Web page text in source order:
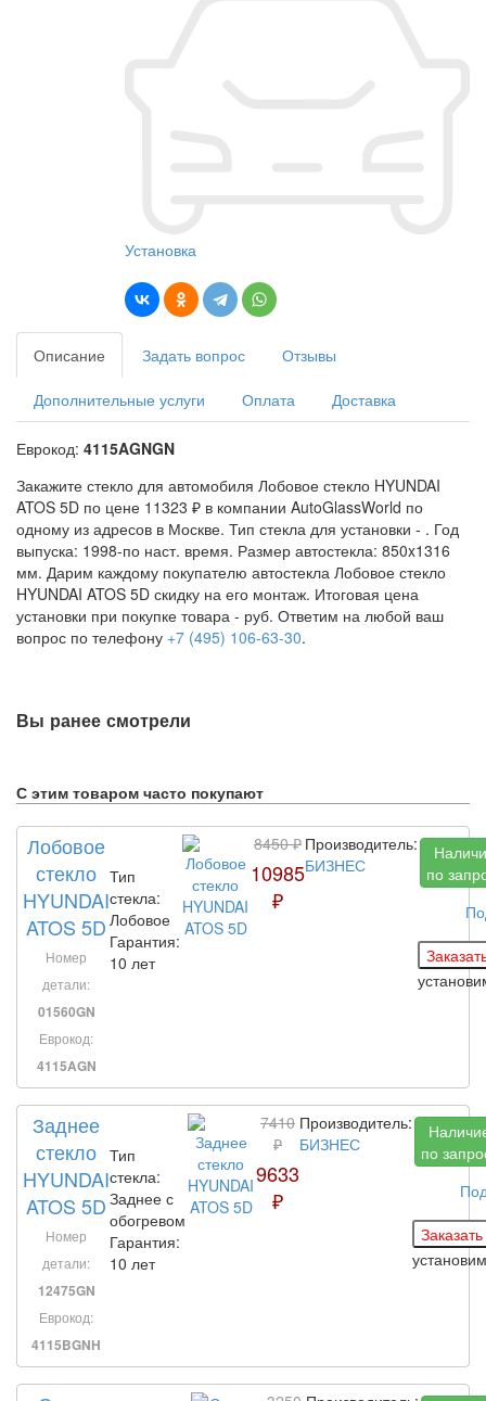
Установка
Описание Задать вопрос Отзывы
Дополнительные услуги Оплата Доставка
Еврокод: 4115AGNGN
Закажите стекло для автомобиля Лобовое стекло HYUNDAI
ATOS 5D по цене 11323 ₽ в компании AutoGlassWorld по
одному из адресов в Москве. Тип стекла для установки - . Год
выпуска: 1998-по наст. время. Размер автостекла: 850x1316
мм. Дарим каждому покупателю автостекла Лобовое стекло
HYUNDAI ATOS 5D скидку на его монтаж. Итоговая цена
установки при покупке товара - руб. Ответим на любой ваш
вопрос по телефону +7 (495) 106-63-30.
Вы ранее смотрели
С этим товаром часто покупают
Лобовое
стекло
HYUNDAI
ATOS 5D
Номер
детали:
01560GN
Еврокод:
4115AGN
Тип
стекла:
Лобовое
Гарантия:
10 лет
8450 ₽
10985
₽
Производитель:
БИЗНЕС
по
Заднее
стекло
HYUNDAI
ATOS 5D
Номер
детали:
12475GN
Еврокод:
4115BGNH
Тип
стекла:
Заднее с
обогревом
Гарантия:
10 лет
7410
₽
9633
₽
Производитель:
БИЗНЕС
по